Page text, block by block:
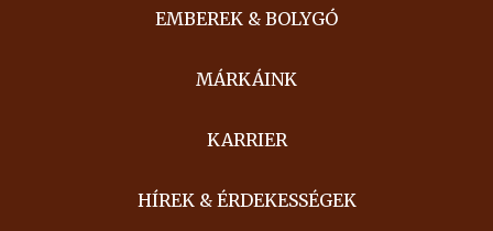
EMBEREK & BOLYGÓ
MÁRKÁINK
KARRIER
HÍREK & ÉRDEKESSÉGEK